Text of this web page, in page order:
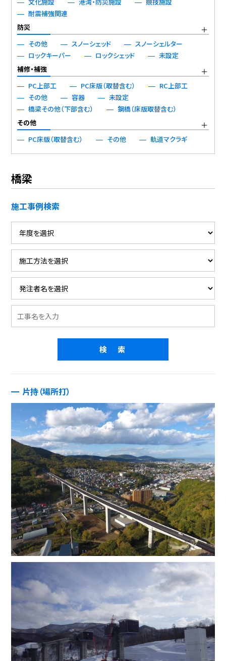
耐震補強関連
防災
その他
スノーシェッド
スノーシェルター
ロックキーパー
ロックシェッド
未設定
補修・補強
PC上部工
PC床版（取替含む）
RC上部工
その他
容器
未設定
橋梁その他（下部含む）
鋼橋（床版取替含む）
その他
PC床版（取替含む）
その他 軌道マクラギ
橋梁
施工事例検索
片持（場所打）